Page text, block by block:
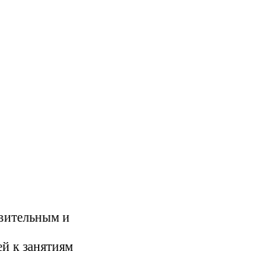
и
к занятиям